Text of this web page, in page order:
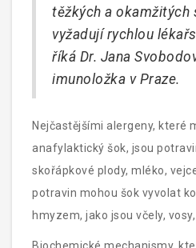
zmírnit příznaky, dokud
těžkých a okamžitých
vyžadují rychlou
říká Dr. Jana
imunoložka v Praze.
Nejčastějšími alergeny, které
anafylaktický šok, jsou
skořápkové plody, mléko,
potravin mohou šok vyvolat
hmyzem, jako jsou včely,
včetně antibiotik a anestetik.